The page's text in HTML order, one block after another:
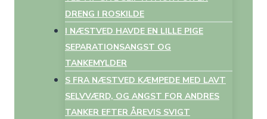
DRENG I ROSKILDE
I NÆSTVED HAVDE EN LILLE PIGE
SEPARATIONSANGST OG
TANKEMYLDER
S FRA NÆSTVED KÆMPEDE MED LAVT
SELVVÆRD, OG ANGST FOR ANDRES
TANKER EFTER ÅREVIS SVIGT